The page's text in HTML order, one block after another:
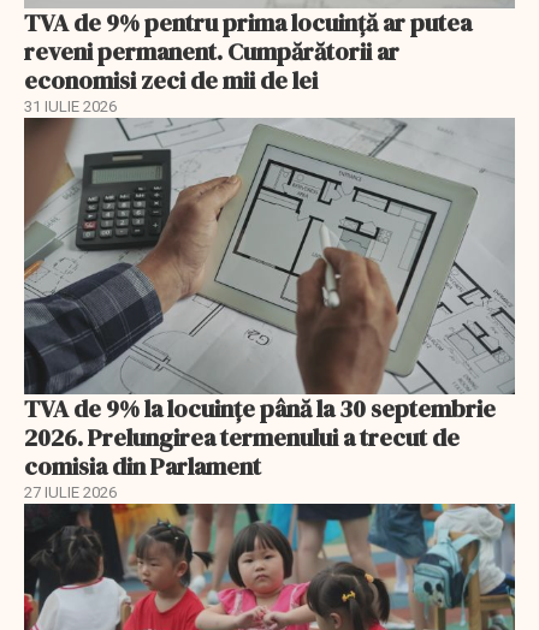
TVA de 9% pentru prima locuință ar putea
reveni permanent. Cumpărătorii ar
economisi zeci de mii de lei
31 IULIE 2026
TVA de 9% la locuințe până la 30 septembrie
2026. Prelungirea termenului a trecut de
comisia din Parlament
27 IULIE 2026